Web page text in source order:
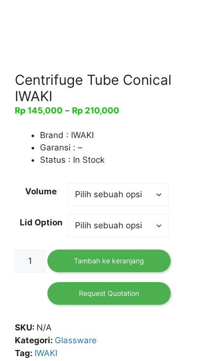
Centrifuge Tube Conical
IWAKI
Rp 145,000 – Rp 210,000
Brand : IWAKI
Garansi : –
Status : In Stock
Volume
Lid Option
Kuantitas
Centrifuge
Tambah ke keranjang
Request Quotation
SKU: N/A
Kategori: Glassware
Tag: IWAKI